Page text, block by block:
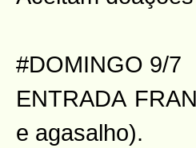
#DOMINGO 9/7
ENTRADA
e agasalho).